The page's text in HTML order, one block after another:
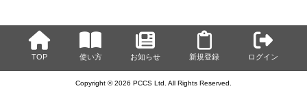
TOP 使い方 お知らせ 新規登録 ログイン
Copyright © 2026 PCCS Ltd. All Rights Reserved.